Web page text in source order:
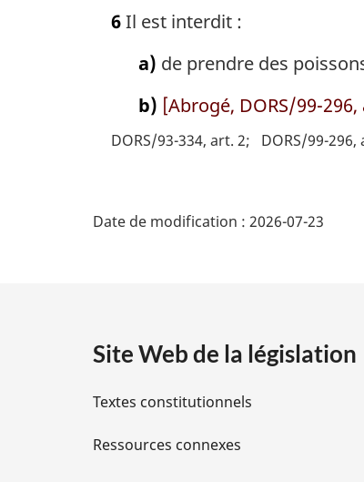
6Il est interdit :
a) de prendre des
b) [Abrogé, DORS/99-296,
DORS/93-334, art. 2 DORS/99-296,
i
l
s
Date de modification : 2026-07-23
Site Web de la législation
Textes constitutionnels
Ressources connexes